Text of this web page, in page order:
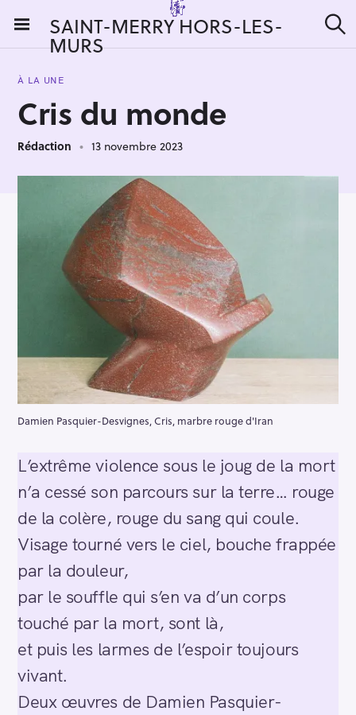
i
SAINT-MERRY HORS-LES-
MURS e
:
À LA UNE
Cris du monde
Rédaction 13 novembre 2023
Damien Pasquier-Desvignes, Cris, marbre rouge d'Iran
L’extrême violence sous le joug de la mort
n’a cessé son parcours sur la terre… rouge
de la colère, rouge du sang qui coule.
Visage tourné vers le ciel, bouche frappée
par la douleur,
par le souffle qui s’en va d’un corps
touché par la mort, sont là,
et puis les larmes de l’espoir toujours
vivant.
Deux œuvres de Damien Pasquier-